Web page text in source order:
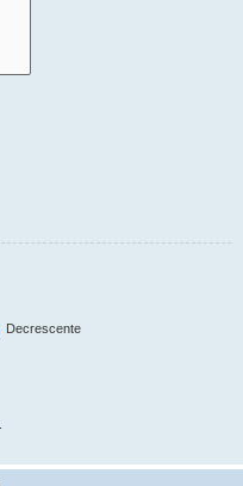
Decrescente